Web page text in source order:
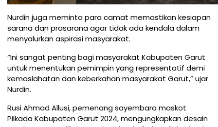
Nurdin juga meminta para camat memastikan kesiapan
sarana dan prasarana agar tidak ada kendala dalam
menyalurkan aspirasi masyarakat.
“Ini sangat penting bagi masyarakat Kabupaten Garut
untuk menentukan pemimpin yang representatif demi
kemaslahatan dan keberkahan masyarakat Garut,” ujar
Nurdin.
Rusi Ahmad Allusi, pemenang sayembara maskot
Pilkada Kabupaten Garut 2024, mengungkapkan desain